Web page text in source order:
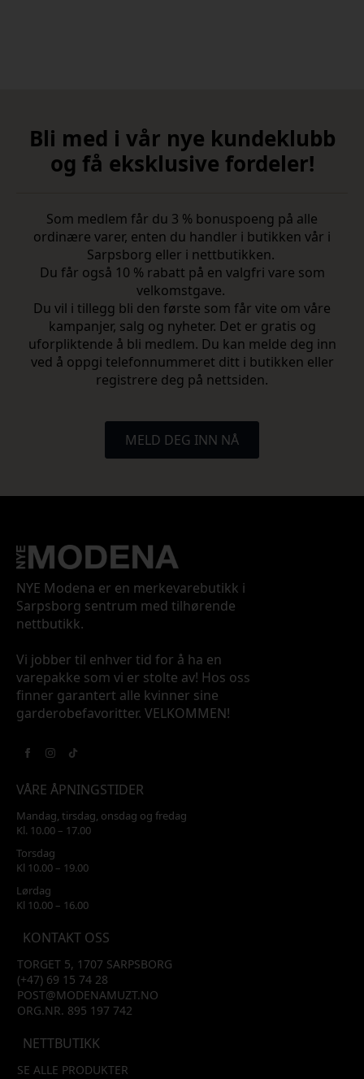
Bli med i vår nye kundeklubb
og få eksklusive fordeler!
Som medlem får du 3 % bonuspoeng på alle
ordinære varer, enten du handler i butikken vår i
Sarpsborg eller i nettbutikken.
Du får også 10 % rabatt på en valgfri vare som
velkomstgave.
Du vil i tillegg bli den første som får vite om våre
kampanjer, salg og nyheter. Det er gratis og
uforpliktende å bli medlem. Du kan melde deg inn
ved å oppgi telefonnummeret ditt i butikken eller
registrere deg på nettsiden.
MELD DEG INN NÅ
NYE Modena er en merkevarebutikk i
Sarpsborg sentrum med tilhørende
nettbutikk.
Vi jobber til enhver tid for å ha en
varepakke som vi er stolte av! Hos oss
finner garantert alle kvinner sine
garderobefavoritter. VELKOMMEN!
VÅRE ÅPNINGSTIDER
Mandag, tirsdag, onsdag og fredag
Kl. 10.00 – 17.00
Torsdag
Kl 10.00 – 19.00
Lørdag
Kl 10.00 – 16.00
KONTAKT OSS
TORGET 5, 1707 SARPSBORG
(+47) 69 15 74 28
POST@MODENAMUZT.NO
ORG.NR. 895 197 742
NETTBUTIKK
SE ALLE PRODUKTER